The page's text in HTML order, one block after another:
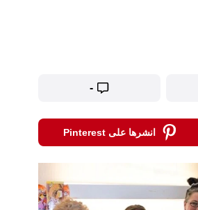
-
انشرها على Pinterest